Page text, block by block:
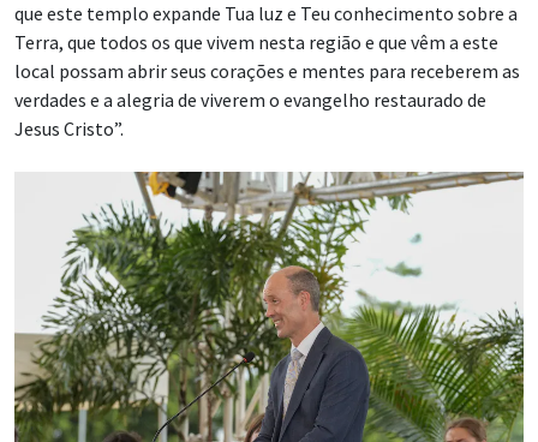
que este templo expande Tua luz e Teu conhecimento sobre a
Terra, que todos os que vivem nesta região e que vêm a este
local possam abrir seus corações e mentes para receberem as
verdades e a alegria de viverem o evangelho restaurado de
Jesus Cristo”.